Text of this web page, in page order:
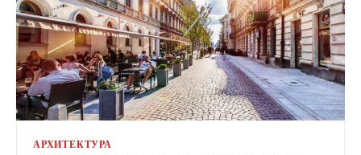
АРХИТЕКТУРА